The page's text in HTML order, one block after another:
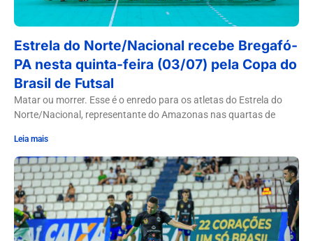
Estrela do Norte/Nacional recebe Bregafó-
PA nesta quinta-feira (03/07) pela Copa do
Brasil de Futsal
Matar ou morrer. Esse é o enredo para os atletas do Estrela do
Norte/Nacional, representante do Amazonas nas quartas de
Leia mais